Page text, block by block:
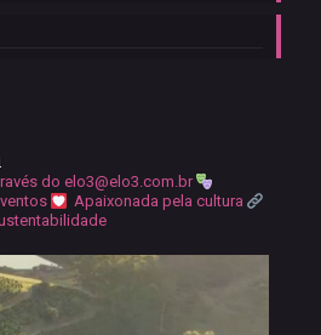
do elo3@elo3.com.br
Apaixonada pela cultura